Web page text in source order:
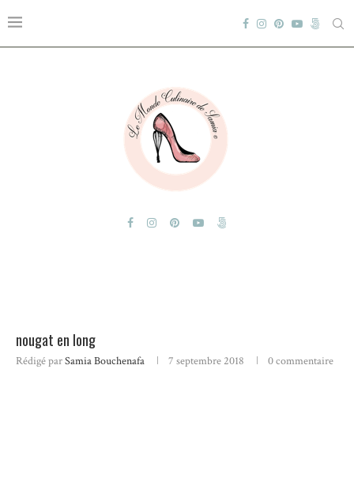
nougat en long
Rédigé parSamia Bouchenafa 7 septembre 2018 0 commentaire